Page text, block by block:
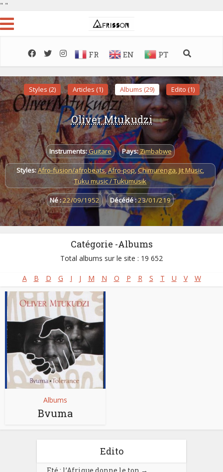
" "
FR EN PT
Styles (2) Articles (1) Albums (29) Edito (1)
Oliver Mtukudzi
Instruments:Guitare Pays:Zimbabwe
Styles:Afro-fusion/afrobeats,Afro-pop,Chimurenga,Jit Music,
Tuku music / Tukumusik
Né :22/09/1952 Décédé :23/01/219
Catégorie -Albums
Total albums sur le site : 19 652
A B D G I J M N O P R S T U V W
Albums
Bvuma
Edito